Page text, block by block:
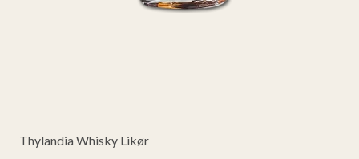
Thylandia Whisky Likør